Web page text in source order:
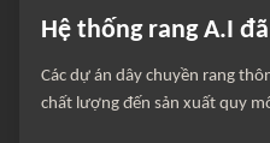
Hệ thống rang A.I
Các dự án dây chuyền rang
chất lượng đến sản xuất quy